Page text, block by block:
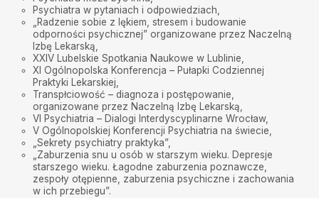
Psychiatra w pytaniach i odpowiedziach,
„Radzenie sobie z lękiem, stresem i budowanie
odporności psychicznej” organizowane przez Naczelną
Izbę Lekarską,
XXIV Lubelskie Spotkania Naukowe w Lublinie,
XI Ogólnopolska Konferencja – Pułapki Codziennej
Praktyki Lekarskiej,
Transpłciowość – diagnoza i postępowanie,
organizowane przez Naczelną Izbę Lekarską,
VI Psychiatria – Dialogi Interdyscyplinarne Wrocław,
V Ogólnopolskiej Konferencji Psychiatria na świecie,
„Sekrety psychiatry praktyka”,
„Zaburzenia snu u osób w starszym wieku. Depresje
starszego wieku. Łagodne zaburzenia poznawcze,
zespoły otępienne, zaburzenia psychiczne i zachowania
w ich przebiegu”.